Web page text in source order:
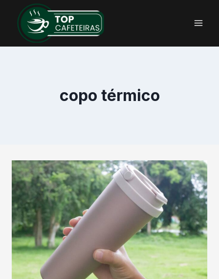
Conteúdo
copo térmico